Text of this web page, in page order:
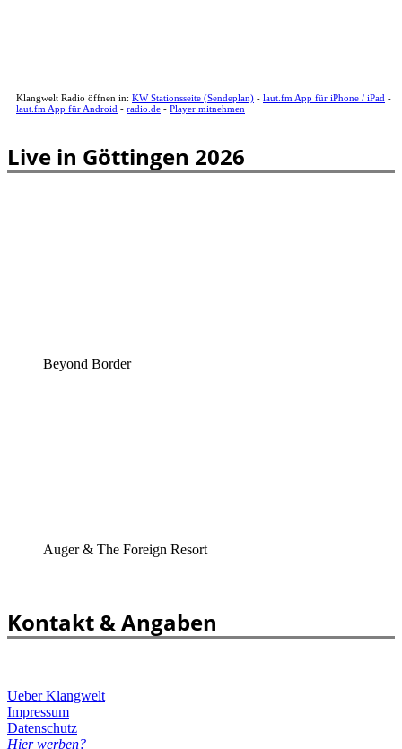
Klangwelt Radio öffnen in: KW Stationsseite (Sendeplan) - laut.fm App für iPhone / iPad -
laut.fm App für Android - radio.de - Player mitnehmen
Live in Göttingen 2026
Beyond Border
Auger & The Foreign Resort
Kontakt & Angaben
Ueber Klangwelt
Impressum
Datenschutz
Hier werben?